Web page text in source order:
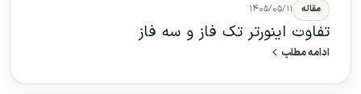
مقاله ۱۴۰۵/۰۵/۱۱
تفاوت اینورتر تک فاز و سه فاز
ادامه مطلب